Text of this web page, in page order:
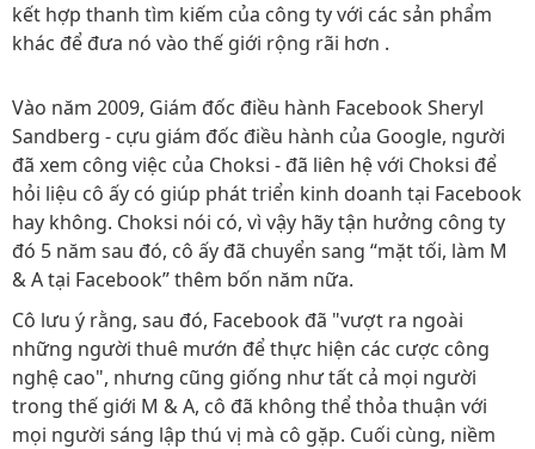
kết hợp thanh tìm kiếm của công ty với các sản phẩm
khác để đưa nó vào thế giới rộng rãi hơn .
Vào năm 2009, Giám đốc điều hành Facebook Sheryl
Sandberg - cựu giám đốc điều hành của Google, người
đã xem công việc của Choksi - đã liên hệ với Choksi để
hỏi liệu cô ấy có giúp phát triển kinh doanh tại Facebook
hay không. Choksi nói có, vì vậy hãy tận hưởng công ty
đó 5 năm sau đó, cô ấy đã chuyển sang “mặt tối, làm M
& A tại Facebook” thêm bốn năm nữa.
Cô lưu ý rằng, sau đó, Facebook đã "vượt ra ngoài
những người thuê mướn để thực hiện các cược công
nghệ cao", nhưng cũng giống như tất cả mọi người
trong thế giới M & A, cô đã không thể thỏa thuận với
mọi người sáng lập thú vị mà cô gặp. Cuối cùng, niềm